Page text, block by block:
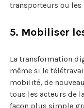
transporteurs ou
5. Mobiliser
La transformation
même si le
mobilité, de
tous les acteurs de
façon plus simple